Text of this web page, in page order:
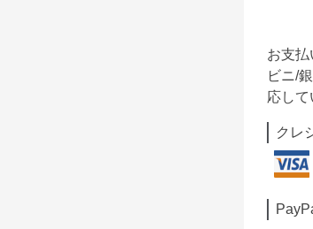
お支
ビニ/
応して
クレ